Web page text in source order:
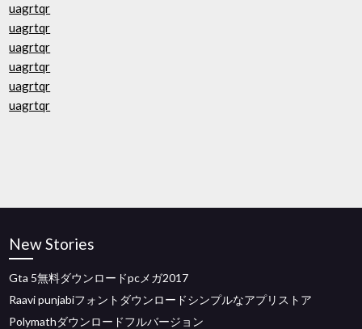
uagrtqr
uagrtqr
uagrtqr
uagrtqr
uagrtqr
uagrtqr
New Stories
Gta 5無料ダウンロードpcメガ2017
Raavi punjabiフォントダウンロードシンプルなアプリストア
Polymathダウンロードフルバージョン